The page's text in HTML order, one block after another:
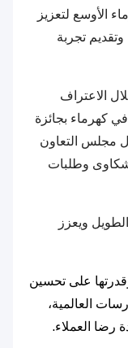
الأوسع لتعزيز
تجربة
الاعتراف
كهرماء بجائزة
مجلس التعاون
وطلبات
ويعزز
على تحسين
العالمية،
رضا العملاء.